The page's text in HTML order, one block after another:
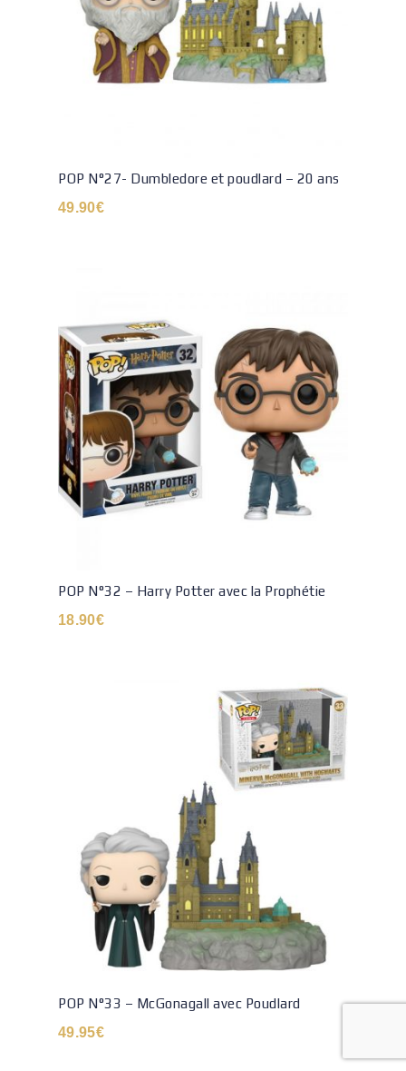
POP N°27- Dumbledore et poudlard – 20 ans
49.90€
POP N°32 – Harry Potter avec la Prophétie
18.90€
POP N°33 – McGonagall avec Poudlard
49.95€